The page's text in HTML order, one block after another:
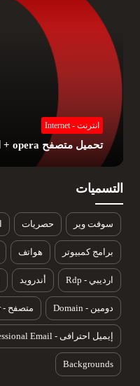
والعيوب
التسميات
سوفت وير حصريات
برامج كمبيوتر هواتف
ارديبي - Rdp أندرويد
دومين - Domain متصفح - Browser
إيميل احترافى - Professional Email
Backgrounds